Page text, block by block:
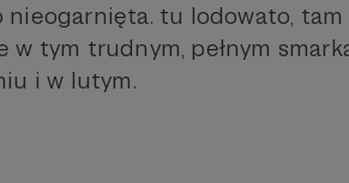
tu lodowato, tam
w tym trudnym, pełnym
i w lutym.